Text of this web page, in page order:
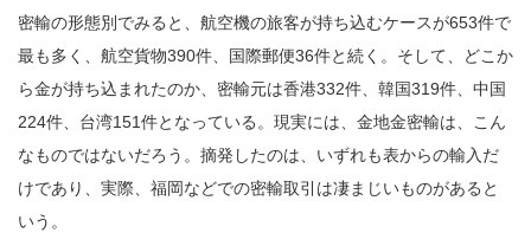
密輸の形態別でみると、航空機の旅客が持ち込むケースが653件で
最も多く、航空貨物390件、国際郵便36件と続く。そして、どこか
ら金が持ち込まれたのか、密輸元は香港332件、韓国319件、中国
224件、台湾151件となっている。現実には、金地金密輸は、こん
なものではないだろう。摘発したのは、いずれも表からの輸入だ
けであり、実際、福岡などでの密輸取引は凄まじいものがあると
いう。